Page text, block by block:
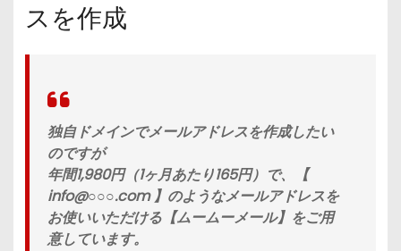
スを作成
独自ドメインでメールアドレスを作成したい
のですが
年間1,980円（1ヶ月あたり165円）で、【
info@○○○.com 】のようなメールアドレスを
お使いいただける【ムームーメール】をご用
意しています。